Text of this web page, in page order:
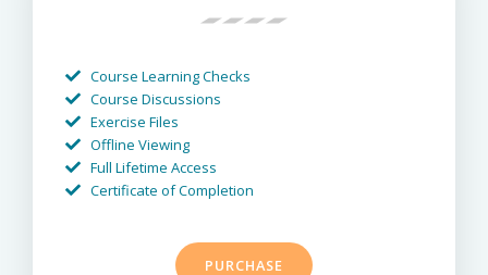
Course Learning Checks
Course Discussions
Exercise Files
Offline Viewing
Full Lifetime Access
Certificate of Completion
PURCHASE